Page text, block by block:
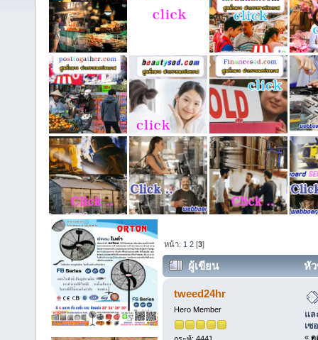
หน้า: 1 2 [3]
ผู้เขียน
หั
และไรฝุ่นถึงบ้าน By ซักที่นอนเ
tweed24hr
Hero Member
กระทู้: 4441
แล
เซ
« ต